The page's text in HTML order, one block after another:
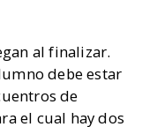
al finalizar.
debe estar
de
el cual hay dos